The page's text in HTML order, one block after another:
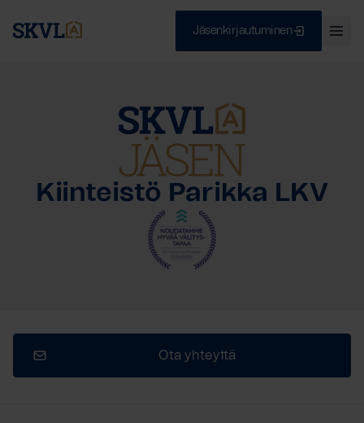
Jäsenkirjautuminen
Kiinteistö Parikka LKV
Ota yhteyttä